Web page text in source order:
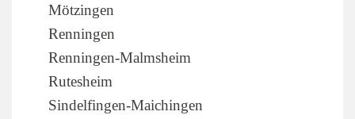
Mötzingen
Renningen
Renningen-Malmsheim
Rutesheim
Sindelfingen-Maichingen